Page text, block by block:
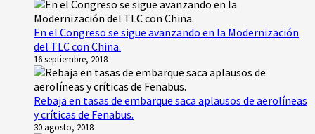
En el Congreso se sigue avanzando en la Modernización
del TLC con China.
16 septiembre, 2018
Rebaja en tasas de embarque saca aplausos de aerolíneas
y críticas de Fenabus.
30 agosto, 2018